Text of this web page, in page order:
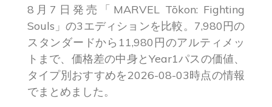
8月7日発売「MARVEL Tōkon: Fighting
Souls」の3エディションを比較。7,980円の
スタンダードから11,980円のアルティメッ
トまで、価格差の中身とYear1パスの価値、
タイプ別おすすめを2026-08-03時点の情報
でまとめました。